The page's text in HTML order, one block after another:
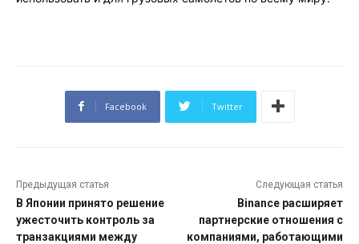
Facebook Twitter
Предыдущая статья
В Японии принято решение
ужесточить контроль за
транзакциями между
Следующая статья
Binance расширяет
партнерские отношения с
компаниями, работающими